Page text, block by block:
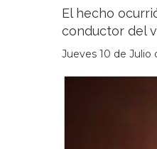
El hecho
conductor del
Jueves 10 de Julio